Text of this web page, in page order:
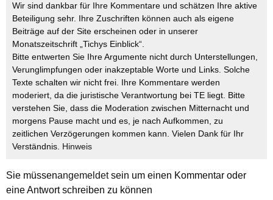
Wir sind dankbar für Ihre Kommentare und schätzen Ihre aktive
Beteiligung sehr. Ihre Zuschriften können auch als eigene
Beiträge auf der Site erscheinen oder in unserer
Monatszeitschrift „Tichys Einblick“.
Bitte entwerten Sie Ihre Argumente nicht durch Unterstellungen,
Verunglimpfungen oder inakzeptable Worte und Links. Solche
Texte schalten wir nicht frei. Ihre Kommentare werden
moderiert, da die juristische Verantwortung bei TE liegt. Bitte
verstehen Sie, dass die Moderation zwischen Mitternacht und
morgens Pause macht und es, je nach Aufkommen, zu
zeitlichen Verzögerungen kommen kann. Vielen Dank für Ihr
Verständnis. Hinweis
Sie müssenangemeldetsein um einen Kommentar oder
eine Antwort schreiben zu können